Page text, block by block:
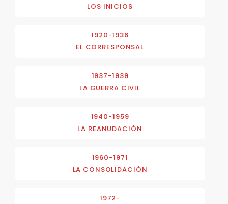
LOS INICIOS
1920-1936
EL CORRESPONSAL
1937-1939
LA GUERRA CIVIL
1940-1959
LA REANUDACIÓN
1960-1971
LA CONSOLIDACIÓN
1972-